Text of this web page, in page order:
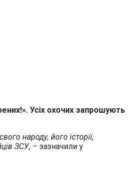
Усіх охочих запрошують
народу, його історії,
ЗСУ, – зазначили у